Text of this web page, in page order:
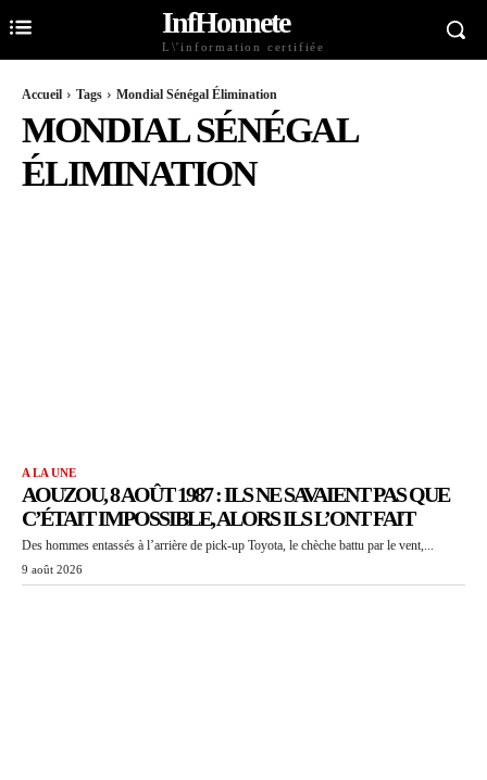
InfHonnete
L\'information certifiée
Accueil Tags Mondial Sénégal Élimination
MONDIAL SÉNÉGAL
ÉLIMINATION
A LA UNE
AOUZOU, 8 AOÛT 1987 : ILS NE SAVAIENT PAS QUE
C’ÉTAIT IMPOSSIBLE, ALORS ILS L’ONT FAIT
Des hommes entassés à l’arrière de pick-up Toyota, le chèche battu par le vent,...
9 août 2026